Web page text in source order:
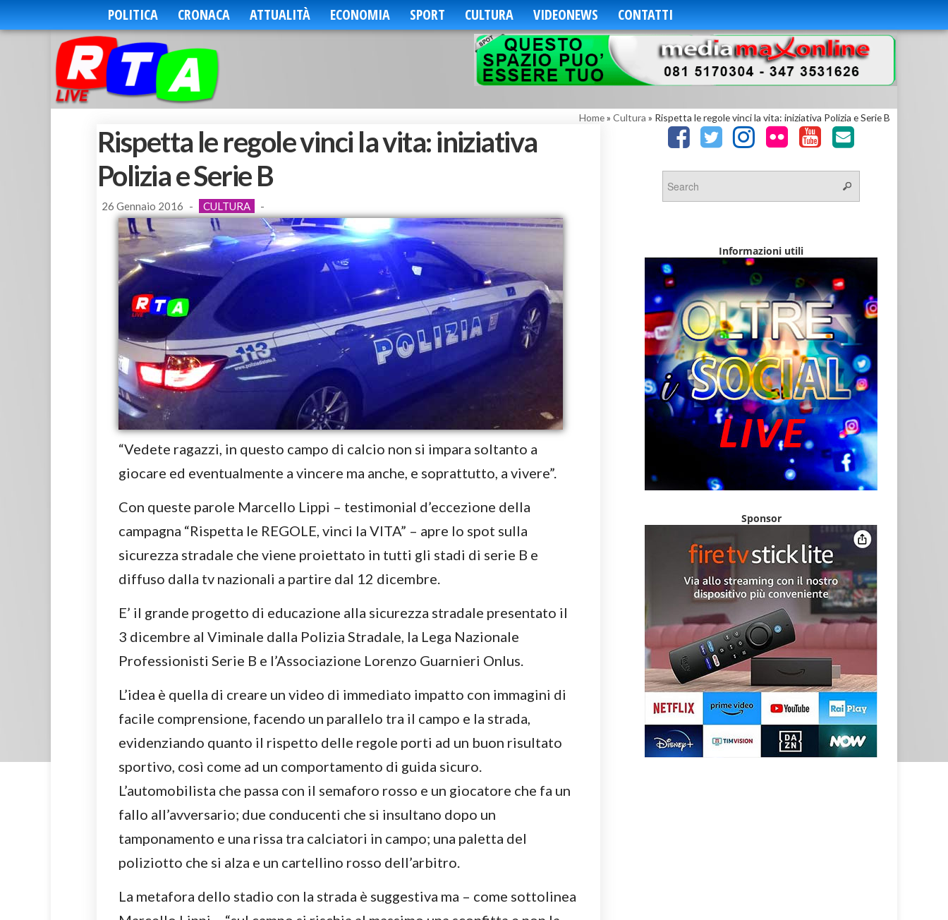
POLITICA CRONACA ATTUALITÀ ECONOMIA SPORT CULTURA VIDEONEWS CONTATTI
Home» Cultura » Rispetta le regole vinci la vita: iniziativa Polizia e Serie B
Rispetta le regole vinci la vita: iniziativa
Polizia e Serie B
26 Gennaio 2016 - CULTURA -
“Vedete ragazzi, in questo campo di calcio non si impara soltanto a
giocare ed eventualmente a vincere ma anche, e soprattutto, a vivere”.
Con queste parole Marcello Lippi – testimonial d’eccezione della
campagna “Rispetta le REGOLE, vinci la VITA” – apre lo spot sulla
sicurezza stradale che viene proiettato in tutti gli stadi di serie B e
diffuso dalla tv nazionali a partire dal 12 dicembre.
E’ il grande progetto di educazione alla sicurezza stradale presentato il
3 dicembre al Viminale dalla Polizia Stradale, la Lega Nazionale
Professionisti Serie B e l’Associazione Lorenzo Guarnieri Onlus.
L’idea è quella di creare un video di immediato impatto con immagini di
facile comprensione, facendo un parallelo tra il campo e la strada,
evidenziando quanto il rispetto delle regole porti ad un buon risultato
sportivo, così come ad un comportamento di guida sicuro.
L’automobilista che passa con il semaforo rosso e un giocatore che fa un
fallo all’avversario; due conducenti che si insultano dopo un
tamponamento e una rissa tra calciatori in campo; una paletta del
poliziotto che si alza e un cartellino rosso dell’arbitro.
La metafora dello stadio con la strada è suggestiva ma – come sottolinea
Informazioni utili
Sponsor